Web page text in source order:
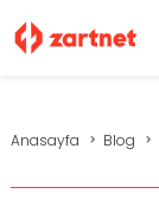
Anasayfa Blog